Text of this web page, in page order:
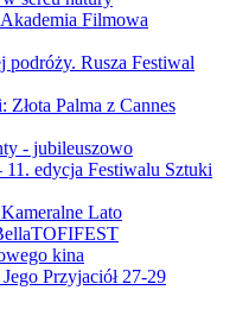
Filmowa
Rusza Festiwal
Palma z Cannes
- jubileuszowo
edycja Festiwalu Sztuki
Lato
kina
Przyjaciół 27-29